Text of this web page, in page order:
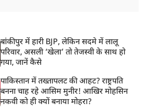
बांकीपुर में हारी BJP, लेकिन सदमे में लालू
परिवार, असली ‘खेला’ तो तेजस्वी के साथ हो
गया, जानें कैसे
पाकिस्तान में तख्तापलट की आहट? राष्ट्रपति
बनना चाह रहे आसिम मुनीर! आखिर मोहसिन
नकवी को ही क्यों बनाया मोहरा?